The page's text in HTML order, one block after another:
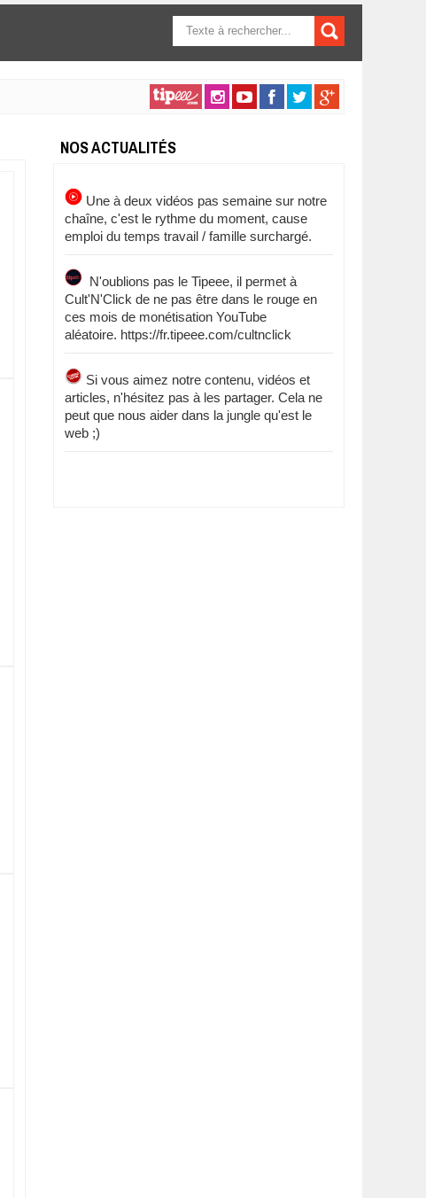
FORMULAIRE DE
RECHERCHE
NOS ACTUALITÉS
Une à deux vidéos pas semaine sur notre
chaîne, c'est le rythme du moment, cause
emploi du temps travail / famille surchargé.
N'oublions pas le Tipeee, il permet à
Cult'N'Click de ne pas être dans le rouge en
ces mois de monétisation YouTube
aléatoire. https://fr.tipeee.com/cultnclick
Si vous aimez notre contenu, vidéos et
articles, n'hésitez pas à les partager. Cela ne
peut que nous aider dans la jungle qu'est le
web ;)